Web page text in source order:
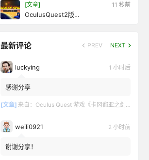
[文章] 12 秒前
OculusQuest2版
最新评论 PREV NEXT
luckying 1 小时后
感谢分享
[文章] 来自： Oculus Quest 游戏《卡冈都亚之剑》Swords of Gargantua
weili0921 2 小时前
谢谢分享！